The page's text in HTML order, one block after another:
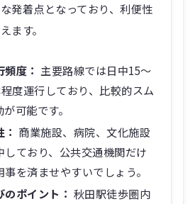
発着点となっており、利便性
ます。
度： 主要路線では日中15〜
度運行しており、比較的スム
可能です。
商業施設、病院、文化施設
しており、公共交通機関だけ
を済ませやすいでしょう。
ポイント： 秋田駅徒歩圏内